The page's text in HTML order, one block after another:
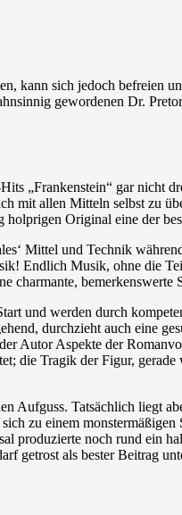
kann sich jedoch befreien
gewordenen Dr.
„Frankenstein“ gar
allen Mitteln selbst zu
Original eine der
Mittel und Technik
Endlich Musik, ohne die
charmante, bemerkenswerte
und werden durch
durchzieht auch eine
Autor Aspekte der
die Tragik der Figur,
Aufguss. Tatsächlich liegt
zu einem
produzierte noch rund ein
getrost als bester Beitrag